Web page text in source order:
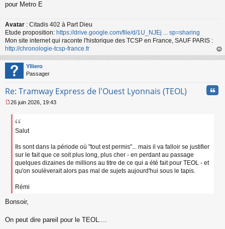
u
pour Metro E
Avatar : Citadis 402 à Part Dieu
Etude proposition: https://drive.google.com/file/d/1U_NJEj ... sp=sharing
Mon site internet qui raconte l'historique des TCSP en France, SAUF PARIS :
http://chronologie-tcsp-france.fr
au
Ylliero
Passager
Re: Tramway Express de l'Ouest Lyonnais (TEOL)
e
26 juin 2026, 19:43
Salut
Ils sont dans la période où "tout est permis"... mais il va falloir se justifier
sur le fait que ce soit plus long, plus cher - en perdant au passage
quelques dizaines de millions au titre de ce qui a été fait pour TEOL - et
qu'on soulèverait alors pas mal de sujets aujourd'hui sous le tapis.
Rémi
Bonsoir,
On peut dire pareil pour le TEOL....